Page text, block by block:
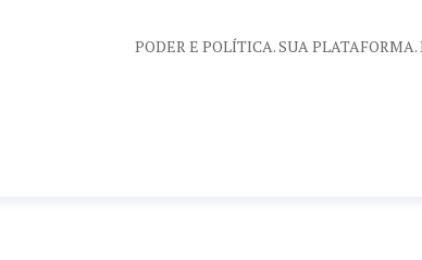
PODER E POLÍTICA. SUA